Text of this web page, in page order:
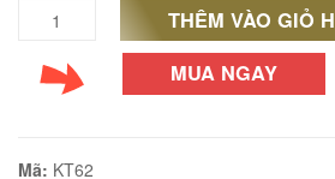
Đeo
THÊM VÀO GIỎ
MUA NGAY
Mã: KT62
Jeep giá rẻ 04